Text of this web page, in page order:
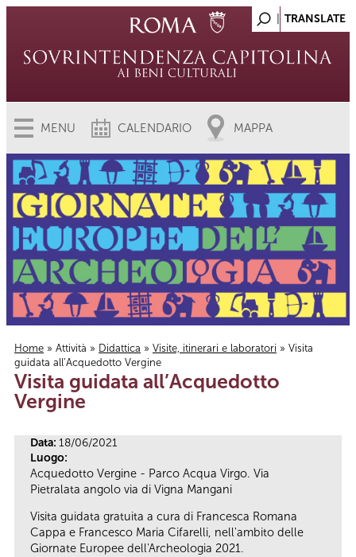
MENU CALENDARIO MAPPA
Tu sei qui
Home » Attività » Didattica » Visite, itinerari e laboratori » Visita
guidata all’Acquedotto Vergine
Visita guidata all’Acquedotto
Vergine
Data: 18/06/2021
Luogo:
Acquedotto Vergine - Parco Acqua Virgo. Via
Pietralata angolo via di Vigna Mangani
Visita guidata gratuita a cura di Francesca Romana
Cappa e Francesco Maria Cifarelli, nell'ambito delle
Giornate Europee dell'Archeologia 2021.